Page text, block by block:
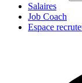
Salaires
Job Coach
Espace